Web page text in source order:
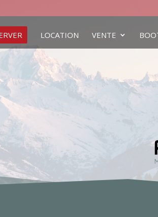
LOCATION VENTE